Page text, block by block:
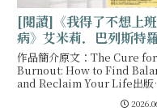
[閱讀]《我得了不想上
病》艾米莉．巴列斯特
作品簡介原文：The Cure for
Burnout: How to Find
and Reclaim Your Life出版
社 ：時報出版出版日期：